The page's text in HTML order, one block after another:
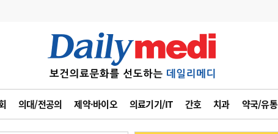
의대/전공의 제약·바이오 의료기기/IT 간호 치과 약국/유통
6
관리급여 실시
사고
수첩